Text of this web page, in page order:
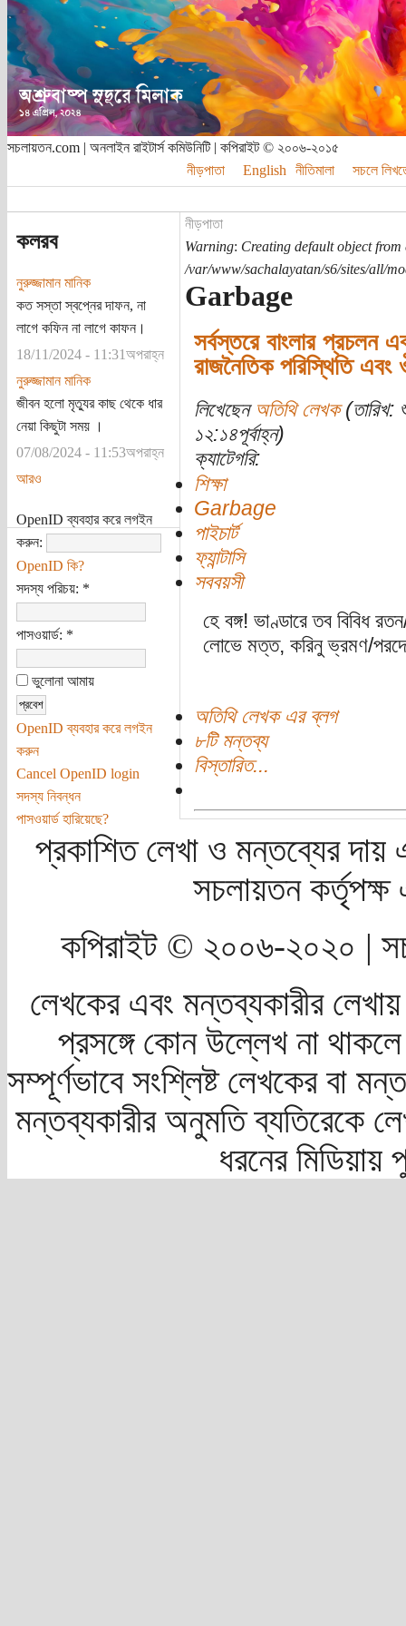
সচলায়তন.com | অনলাইন রাইটার্স কমিউনিটি | কপিরাইট © ২০০৬-২০১৫
নীড়পাতা
English নীতিমালা সচলে
কলরব
নুরুজ্জামান মানিক
কত সস্তা স্বপ্নের দাফন, না
লাগে কফিন না লাগে কাফন।
18/11/2024 - 11:31অপরাহ্ন
নুরুজ্জামান মানিক
জীবন হলো মৃত্যুর কাছ থেকে ধার
নেয়া কিছুটা সময় ।
07/08/2024 - 11:53অপরাহ্ন
আরও
OpenID ব্যবহার করে লগইন
করুন:
OpenID কি?
সদস্য পরিচয়: *
পাসওয়ার্ড: *
ভুলোনা আমায়
OpenID ব্যবহার করে লগইন
করুন
Cancel OpenID login
সদস্য নিবন্ধন
পাসওয়ার্ড হারিয়েছে?
নীড়পাতা
Warning: Creating default object from
/var/www/sachalayatan/s6/sites/all/
Garbage
সর্বস্তরে বাংলার প্রচলন
রাজনৈতিক পরিস্থিতি এবং
লিখেছেন অতিথি লেখক(তারিখ:
১২:১৪পূর্বাহ্ন)
ক্যাটেগরি:
শিক্ষা
Garbage
পাইচার্ট
ফ্যান্টাসি
সববয়সী
হে বঙ্গ! ভাণ্ডারে তব বিবিধ
লোভে মত্ত, করিনু ভ্রমণ/
অতিথি লেখক এর ব্লগ
৮টি মন্তব্য
বিস্তারিত...
প্রকাশিত লেখা ও মন্তব্যের দায়
সচলায়তন
কপিরাইট © ২০০৬-২০২০ |
লেখকের এবং মন্তব্যকারীর
প্রসঙ্গে কোন উল্লেখ না
সম্পূর্ণভাবে সংশ্লিষ্ট লেখকের বা
মন্তব্যকারীর অনুমতি ব্যতিরেকে
ধরনের মিডিয়ায়